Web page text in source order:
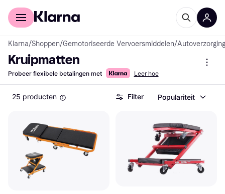
Voor shoppers
Klarna/Shoppen/Gemotoriseerde Vervoersmiddelen/
Kruipmatten
Probeer flexibele betalingen met Leer hoe
25 producten Filter Populariteit